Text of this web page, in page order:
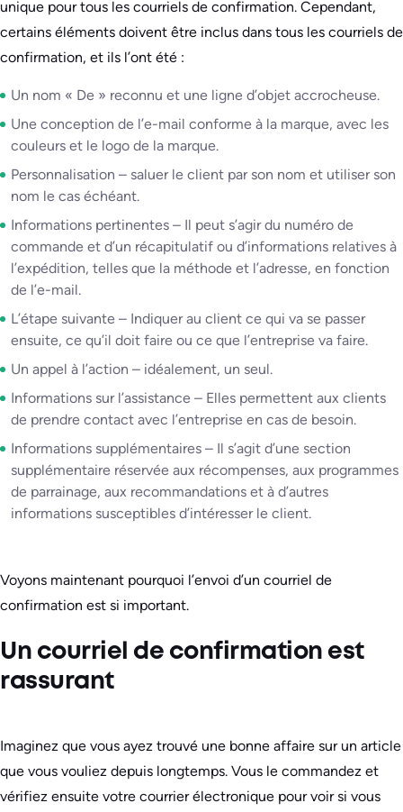
unique pour tous les courriels de confirmation. Cependant,
certains éléments doivent être inclus dans tous les courriels de
confirmation, et ils l’ont été :
Un nom « De » reconnu et une ligne d’objet accrocheuse.
Une conception de l’e-mail conforme à la marque, avec les
couleurs et le logo de la marque.
Personnalisation – saluer le client par son nom et utiliser son
nom le cas échéant.
Informations pertinentes – Il peut s’agir du numéro de
commande et d’un récapitulatif ou d’informations relatives à
l’expédition, telles que la méthode et l’adresse, en fonction
de l’e-mail.
L’étape suivante – Indiquer au client ce qui va se passer
ensuite, ce qu’il doit faire ou ce que l’entreprise va faire.
Un appel à l’action – idéalement, un seul.
Informations sur l’assistance – Elles permettent aux clients
de prendre contact avec l’entreprise en cas de besoin.
Informations supplémentaires – Il s’agit d’une section
supplémentaire réservée aux récompenses, aux programmes
de parrainage, aux recommandations et à d’autres
informations susceptibles d’intéresser le client.
Voyons maintenant pourquoi l’envoi d’un courriel de
confirmation est si important.
Un courriel de confirmation est
rassurant
Imaginez que vous ayez trouvé une bonne affaire sur un article
que vous vouliez depuis longtemps. Vous le commandez et
vérifiez ensuite votre courrier électronique pour voir si vous